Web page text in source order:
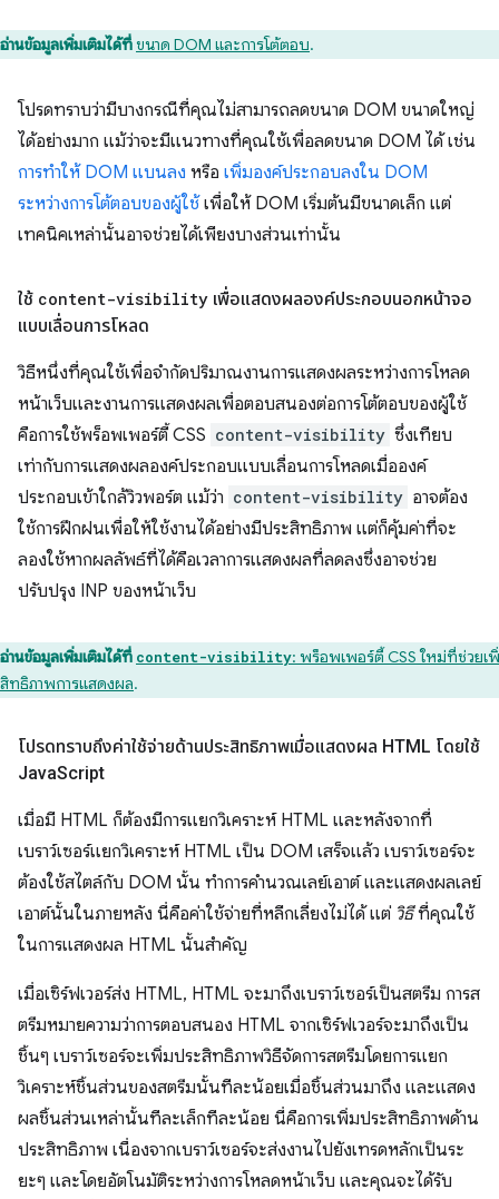
อ่านข้อมูลเพิ่มเติมได้ที่ขนาด DOM และการโต้ตอบ.
โปรดทราบว่ามีบางกรณีที่คุณไม่สามารถลดขนาด DOM ขนาดใหญ่
ได้อย่างมาก แม้ว่าจะมีแนวทางที่คุณใช้เพื่อลดขนาด DOM ได้ เช่น
การทำให้ DOM แบนลง หรือ เพิ่มองค์ประกอบลงใน DOM
ระหว่างการโต้ตอบของผู้ใช้เพื่อให้ DOM เริ่มต้นมีขนาดเล็ก แต่
เทคนิคเหล่านั้นอาจช่วยได้เพียงบางส่วนเท่านั้น
ใช้ content-visibility เพื่อแสดงผลองค์ประกอบนอกหน้าจอ
แบบเลื่อนการโหลด
วิธีหนึ่งที่คุณใช้เพื่อจำกัดปริมาณงานการแสดงผลระหว่างการโหลด
หน้าเว็บและงานการแสดงผลเพื่อตอบสนองต่อการโต้ตอบของผู้ใช้
คือการใช้พร็อพเพอร์ตี้ CSS content-visibility ซึ่งเทียบ
เท่ากับการแสดงผลองค์ประกอบแบบเลื่อนการโหลดเมื่อองค์
ประกอบเข้าใกล้วิวพอร์ต แม้ว่า content-visibility อาจต้อง
ใช้การฝึกฝนเพื่อให้ใช้งานได้อย่างมีประสิทธิภาพ แต่ก็คุ้มค่าที่จะ
ลองใช้หากผลลัพธ์ที่ได้คือเวลาการแสดงผลที่ลดลงซึ่งอาจช่วย
ปรับปรุง INP ของหน้าเว็บ
อ่านข้อมูลเพิ่มเติมได้ที่ content-visibility: พร็อพเพอร์ตี้ CSS ใหม่ที่ช่วยเ
ทธิภาพการแสดงผล.
โปรดทราบถึงค่าใช้จ่ายด้านประสิทธิภาพเมื่อแสดงผล HTML โดยใช้
JavaScript
เมื่อมี HTML ก็ต้องมีการแยกวิเคราะห์ HTML และหลังจากที่
เบราว์เซอร์แยกวิเคราะห์ HTML เป็น DOM เสร็จแล้ว เบราว์เซอร์จะ
ต้องใช้สไตล์กับ DOM นั้น ทำการคำนวณเลย์เอาต์ และแสดงผลเลย์
เอาต์นั้นในภายหลัง นี่คือค่าใช้จ่ายที่หลีกเลี่ยงไม่ได้ แต่ วิธีที่คุณใช้
ในการแสดงผล HTML นั้นสำคัญ
เมื่อเซิร์ฟเวอร์ส่ง HTML, HTML จะมาถึงเบราว์เซอร์เป็นสตรีม การส
ตรีมหมายความว่าการตอบสนอง HTML จากเซิร์ฟเวอร์จะมาถึงเป็น
ชิ้นๆ เบราว์เซอร์จะเพิ่มประสิทธิภาพวิธีจัดการสตรีมโดยการแยก
วิเคราะห์ชิ้นส่วนของสตรีมนั้นทีละน้อยเมื่อชิ้นส่วนมาถึง และแสดง
ผลชิ้นส่วนเหล่านั้นทีละเล็กทีละน้อย นี่คือการเพิ่มประสิทธิภาพด้าน
ประสิทธิภาพ เนื่องจากเบราว์เซอร์จะส่งงานไปยังเทรดหลักเป็นระ
ยะๆ และโดยอัตโนมัติระหว่างการโหลดหน้าเว็บ และคุณจะได้รับ